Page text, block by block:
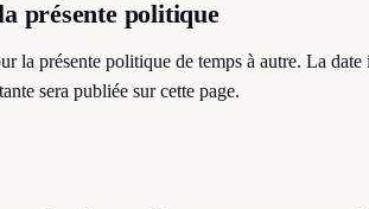
présente politique
la présente politique de temps à autre. La
sera publiée sur cette page.